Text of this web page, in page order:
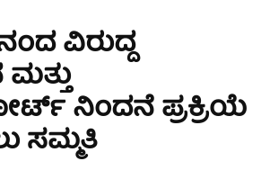
ವಿರುದ್ದ
ನಿಂದನೆ ಪ್ರಕ್ರಿಯೆ
ಸಮ್ಮತಿ